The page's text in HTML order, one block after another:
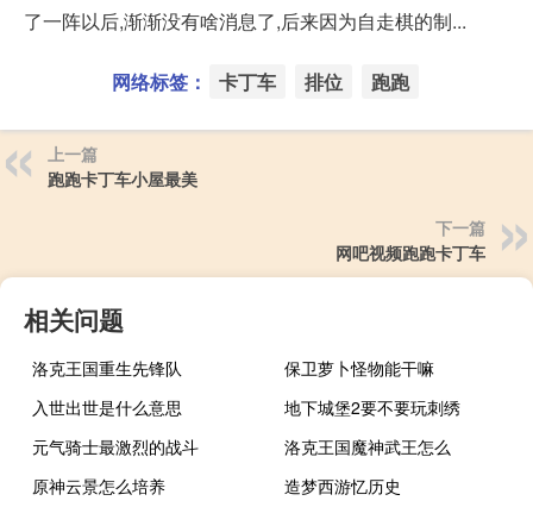
了一阵以后,渐渐没有啥消息了,后来因为自走棋的制...
网络标签： 卡丁车 排位 跑跑
上一篇
跑跑卡丁车小屋最美
下一篇
网吧视频跑跑卡丁车
相关问题
洛克王国重生先锋队
保卫萝卜怪物能干嘛
入世出世是什么意思
地下城堡2要不要玩刺绣
元气骑士最激烈的战斗
洛克王国魔神武王怎么
原神云景怎么培养
造梦西游忆历史